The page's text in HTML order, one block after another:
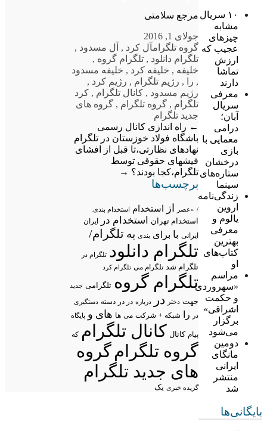
۱۰ سریال
مشابه
چیزهای
عجیب که
ارزش
تماشا
دارند
معرفی
سریال
آبان؛
درامی
معمایی با
بازی
درخشان
ستاره‌های
سینما
زندگی‌نامه
اروین
یالوم و
معرفی
بهترین
کتاب‌های
او
مراسم
«سهروردی
و حکمت
اشراقی»
برگزار
می‌شود
دومین
مانگای
ایرانی
منتشر
شد
بایگانی‌ها
مرجع سلامتی
جولای 1, 2016
گروه تلگرامآل کرد , آل مسدود ,
تلگرام دانلود , تلگرام گروه ,
خلیفه , خلیفه کرد , خلیفه مسدود
, را , رژیم تلگرام , رژیم کرد ,
رژیم مسدود , کانال تلگرام , کرد
تلگرام , گروه تلگرام , گروه های
جدید تلگرام
← راه اندازی کانال رسمی
باشگاه فولاد خوزستان در تلگرام
نهادهای نظارتی،تا قبل از افشای
فیشهای حقوقی توسط
تلگرام،کجا بودند؟ →
برچسب‌ها
/ «عصر از استخدام استخدام بندی:
استخدام تهران استخدام در ایران
ایرانی با برای بندی به تلگرام/
تلگرام دانلود تلگرام در
تلگرام شد تلگرام می تلگرام کرد
تلگرام گروه تلگرامی جدید
جهت دختر در درباره در در دسته دستگیری
در
را شبکه + شرکت می ها های و پایگاه
پیام کانال کانال تلگرام که
گروه تلگرامگروه
های جدید تلگرام
گزیده خبری یک